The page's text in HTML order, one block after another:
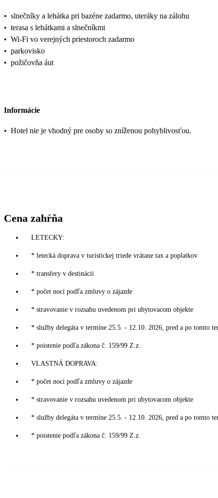
• slnečníky a lehátka pri bazéne zadarmo, uteráky na zálohu
• terasa s lehátkami a slnečníkmi
• Wi-Fi vo verejných priestoroch zadarmo
• parkovisko
• požičovňa áut
Informácie
• Hotel nie je vhodný pre osoby so zníženou pohyblivosťou.
Cena zahŕňa
LETECKY:
* letecká doprava v turistickej triede vrátane tax a poplatkov
* transfery v destinácii
* počet nocí podľa zmluvy o zájazde
* stravovanie v rozsahu uvedenom pri ubytovacom objekte
* služby delegáta v termíne 25.5. - 12.10. 2026, pred a po tomto
* poistenie podľa zákona č. 159/99 Z.z.
VLASTNÁ DOPRAVA:
* počet nocí podľa zmluvy o zájazde
* stravovanie v rozsahu uvedenom pri ubytovacom objekte
* služby delegáta v termíne 25.5. - 12.10. 2026, pred a po tomto
* poistenie podľa zákona č. 159/99 Z.z.